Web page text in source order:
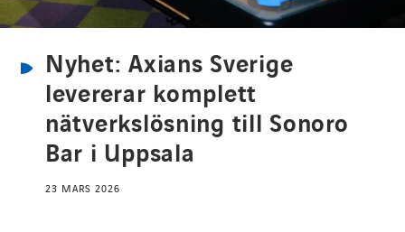
Karriärsida
Axess inlogg
Nyhet: Axians Sverige
levererar komplett
nätverkslösning till Sonoro
Bar i Uppsala
23 MARS 2026